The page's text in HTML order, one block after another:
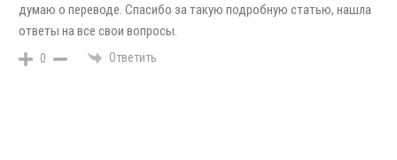
думаю о переводе. Спасибо за такую подробную статью, нашла
ответы на все свои вопросы.
0 Ответить